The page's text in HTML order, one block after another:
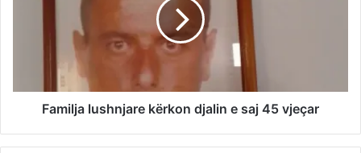
Familja lushnjare kërkon djalin e saj 45 vjeçar